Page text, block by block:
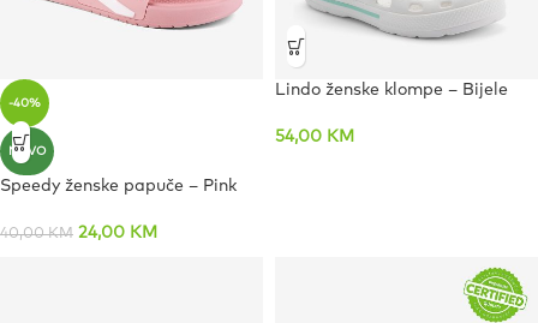
-40%
NOVO
Speedy ženske papuče – Pink
40,00KM 24,00 KM
Lindo ženske klompe – Bijele
54,00 KM